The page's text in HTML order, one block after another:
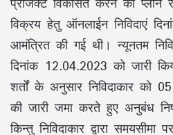
विक्रय हेतु ऑनलाईन निविदाएं
आमंत्रित की गई थी। न्यूनतम
दिनांक 12.04.2023 को जारी
शर्तों के अनुसार निविदाकार को
की जारी जमा करते हुए अनुबंध
किन्तु निविदाकार द्वारा समयसीमा